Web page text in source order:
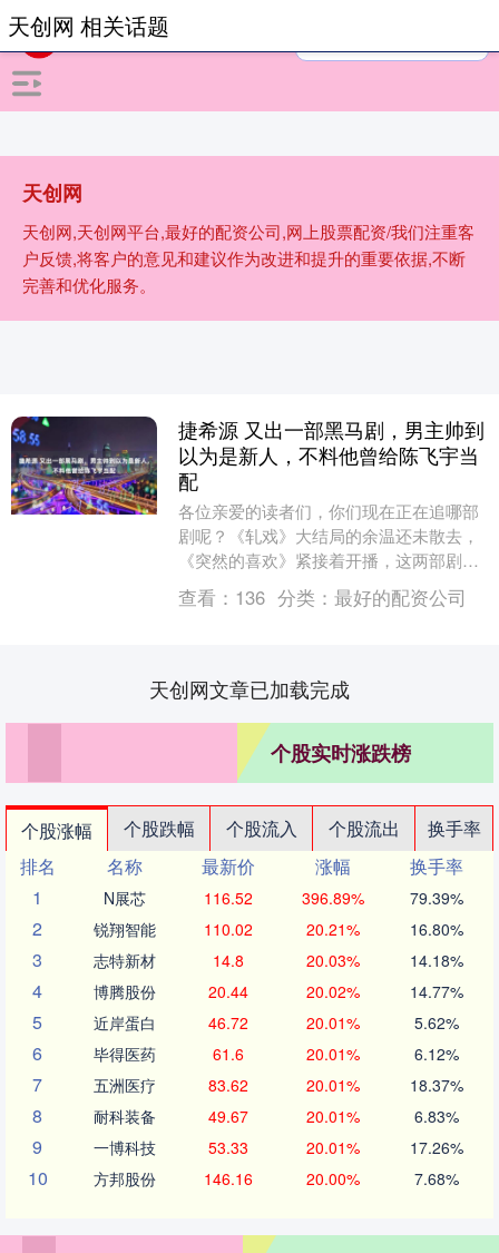
天创网
天创网,天创网平台,最好的配资公司,网上股票配资/我们注重客
户反馈,将客户的意见和建议作为改进和提升的重要依据,不断
完善和优化服务。
天创网 相关话题
捷希源 又出一部黑马剧，男主帅到
以为是新人，不料他曾给陈飞宇当
配
各位亲爱的读者们，你们现在正在追哪部
剧呢？《轧戏》大结局的余温还未散去，
《突然的喜欢》紧接着开播，这两部剧都
属于甜宠类型，目前，最火的剧无疑是
《小城大事》，但出....
查看： 136 分类： 最好的配资公司
天创网文章已加载完成
个股实时涨跌榜
个股涨幅 个股跌幅 个股流入 个股流出
换手率
排名
名称 最新价 涨幅
换手率
1
N展芯 116.52 396.89% 79.39%
2 锐翔智能 110.02 20.21% 16.80%
3 志特新材 14.8 20.03% 14.18%
4 博腾股份 20.44 20.02% 14.77%
5 近岸蛋白 46.72 20.01% 5.62%
6 毕得医药 61.6 20.01% 6.12%
7 五洲医疗 83.62 20.01% 18.37%
8 耐科装备 49.67 20.01% 6.83%
9 一博科技 53.33 20.01% 17.26%
10 方邦股份 146.16 20.00% 7.68%